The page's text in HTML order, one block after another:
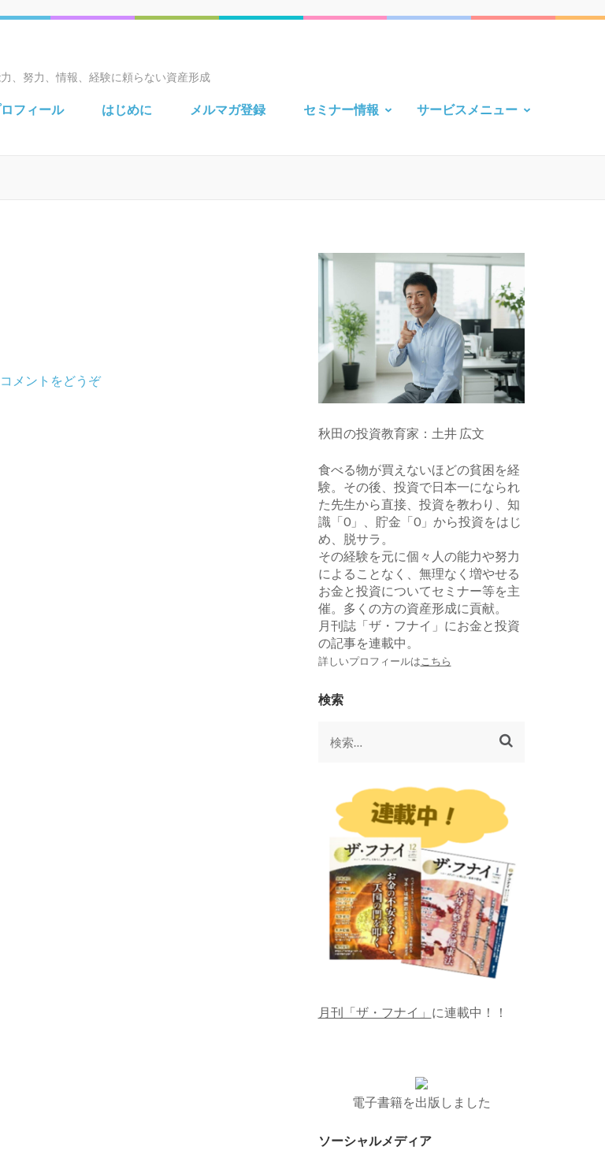
、努力、情報、経験に頼らない資産形成
フィール はじめに メルマガ登録 セミナー情報 サービスメニュー
コメントをどうぞ(投
秋田の投資教育家：土井 広文
食べる物が買えないほどの貧困を経
験。その後、投資で日本一になられ
た先生から直接、投資を教わり、知
識「0」、貯金「0」から投資をはじ
め、脱サラ。
その経験を元に個々人の能力や努力
によることなく、無理なく増やせる
お金と投資についてセミナー等を主
催。多くの方の資産形成に貢献。
月刊誌「ザ・フナイ」にお金と投資
の記事を連載中。
詳しいプロフィールはこちら
検索
検
月刊「ザ・フナイ」 に連載中！！
電子書籍を出版しました
ソーシャルメディア